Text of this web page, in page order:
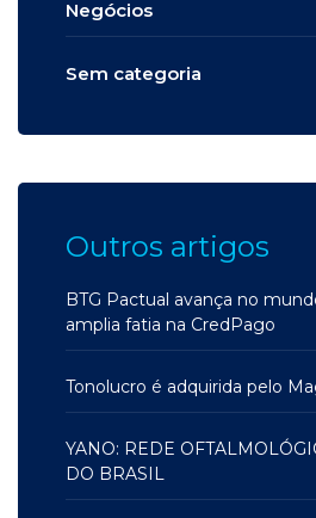
Negócios
Sem categoria
Outros artigos
BTG Pactual avança no
amplia fatia na CredPago
Tonolucro é adquirida pelo
YANO: REDE
DO BRASIL